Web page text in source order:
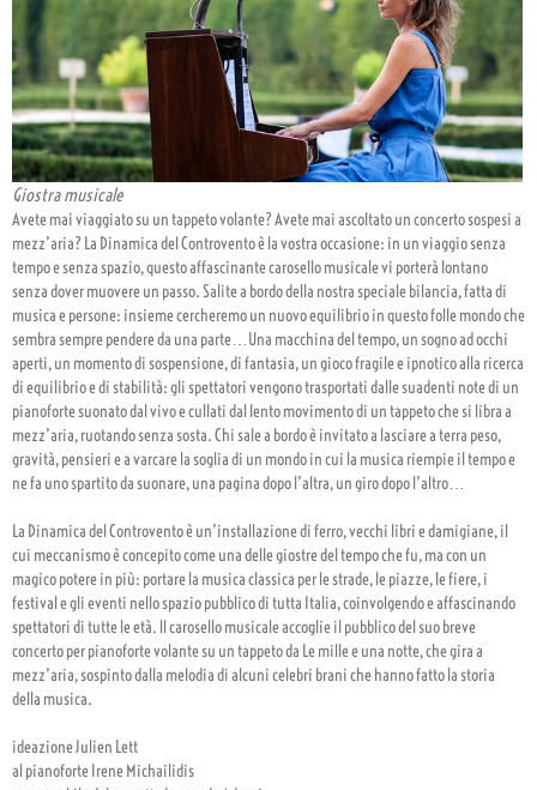
Giostra musicale
Avete mai viaggiato su un tappeto volante? Avete mai ascoltato un concerto sospesi a
mezz’aria? La Dinamica del Controvento è la vostra occasione: in un viaggio senza
tempo e senza spazio, questo affascinante carosello musicale vi porterà lontano
senza dover muovere un passo. Salite a bordo della nostra speciale bilancia, fatta di
musica e persone: insieme cercheremo un nuovo equilibrio in questo folle mondo che
sembra sempre pendere da una parte…Una macchina del tempo, un sogno ad occhi
aperti, un momento di sospensione, di fantasia, un gioco fragile e ipnotico alla ricerca
di equilibrio e di stabilità: gli spettatori vengono trasportati dalle suadenti note di un
pianoforte suonato dal vivo e cullati dal lento movimento di un tappeto che si libra a
mezz’aria, ruotando senza sosta. Chi sale a bordo è invitato a lasciare a terra peso,
gravità, pensieri e a varcare la soglia di un mondo in cui la musica riempie il tempo e
ne fa uno spartito da suonare, una pagina dopo l’altra, un giro dopo l’altro…
La Dinamica del Controvento è un’installazione di ferro, vecchi libri e damigiane, il
cui meccanismo è concepito come una delle giostre del tempo che fu, ma con un
magico potere in più: portare la musica classica per le strade, le piazze, le fiere, i
festival e gli eventi nello spazio pubblico di tutta Italia, coinvolgendo e affascinando
spettatori di tutte le età. ll carosello musicale accoglie il pubblico del suo breve
concerto per pianoforte volante su un tappeto da Le mille e una notte, che gira a
mezz’aria, sospinto dalla melodia di alcuni celebri brani che hanno fatto la storia
della musica.
ideazione Julien Lett
al pianoforte Irene Michailidis